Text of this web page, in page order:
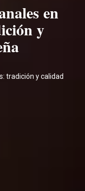
en
y
tradición y calidad